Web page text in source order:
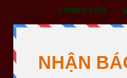
TRANG CHỦ
BẢO HỘ
XƯỞNG MAY